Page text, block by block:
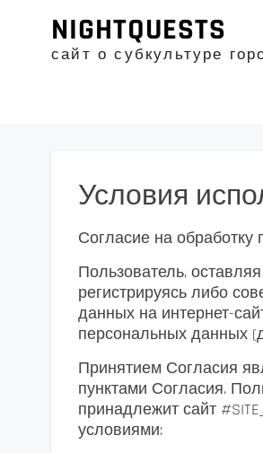
содержимому
NIGHTQUESTS
сайт о субкультуре
Условия
Согласие на
Пользователь,
регистрируясь либо
данных на интернет-
персональных данных
Принятием Согласия
пунктами Согласия.
принадлежит сайт
условиями: